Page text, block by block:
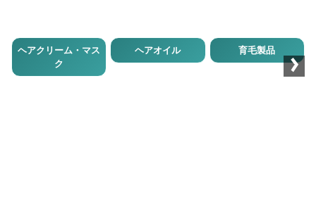
ヘアクリーム・マス
ク
ヘアオイル 育毛製品 ›